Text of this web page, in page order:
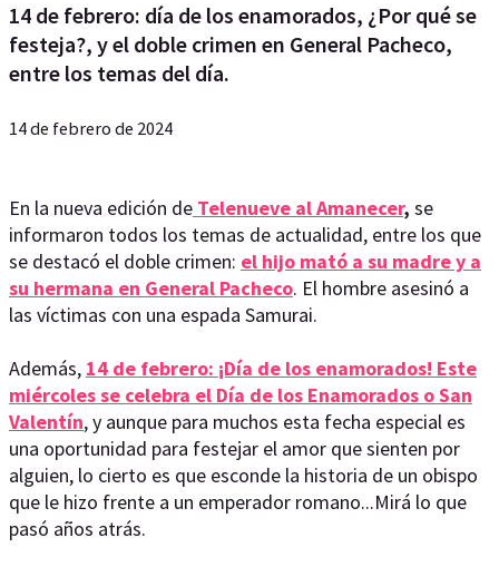
14 de febrero: día de los enamorados, ¿Por qué se
festeja?, y el doble crimen en General Pacheco,
entre los temas del día.
14 de febrero de 2024
En la nueva edición de Telenueve al Amanecer, se
informaron todos los temas de actualidad, entre los que
se destacó el doble crimen: el hijo mató a su madre y a
su hermana en General Pacheco. El hombre asesinó a
las víctimas con una espada Samurai.
Además, 14 de febrero: ¡Día de los enamorados! Este
miércoles se celebra el Día de los Enamorados o San
Valentín, y aunque para muchos esta fecha especial es
una oportunidad para festejar el amor que sienten por
alguien, lo cierto es que esconde la historia de un obispo
que le hizo frente a un emperador romano...Mirá lo que
pasó años atrás.